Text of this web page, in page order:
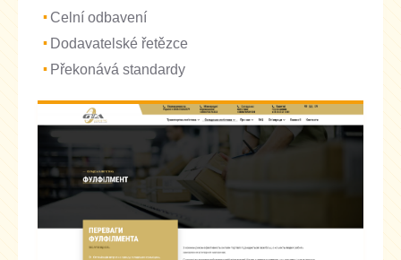
Celní odbavení
Dodavatelské řetězce
Překonává standardy